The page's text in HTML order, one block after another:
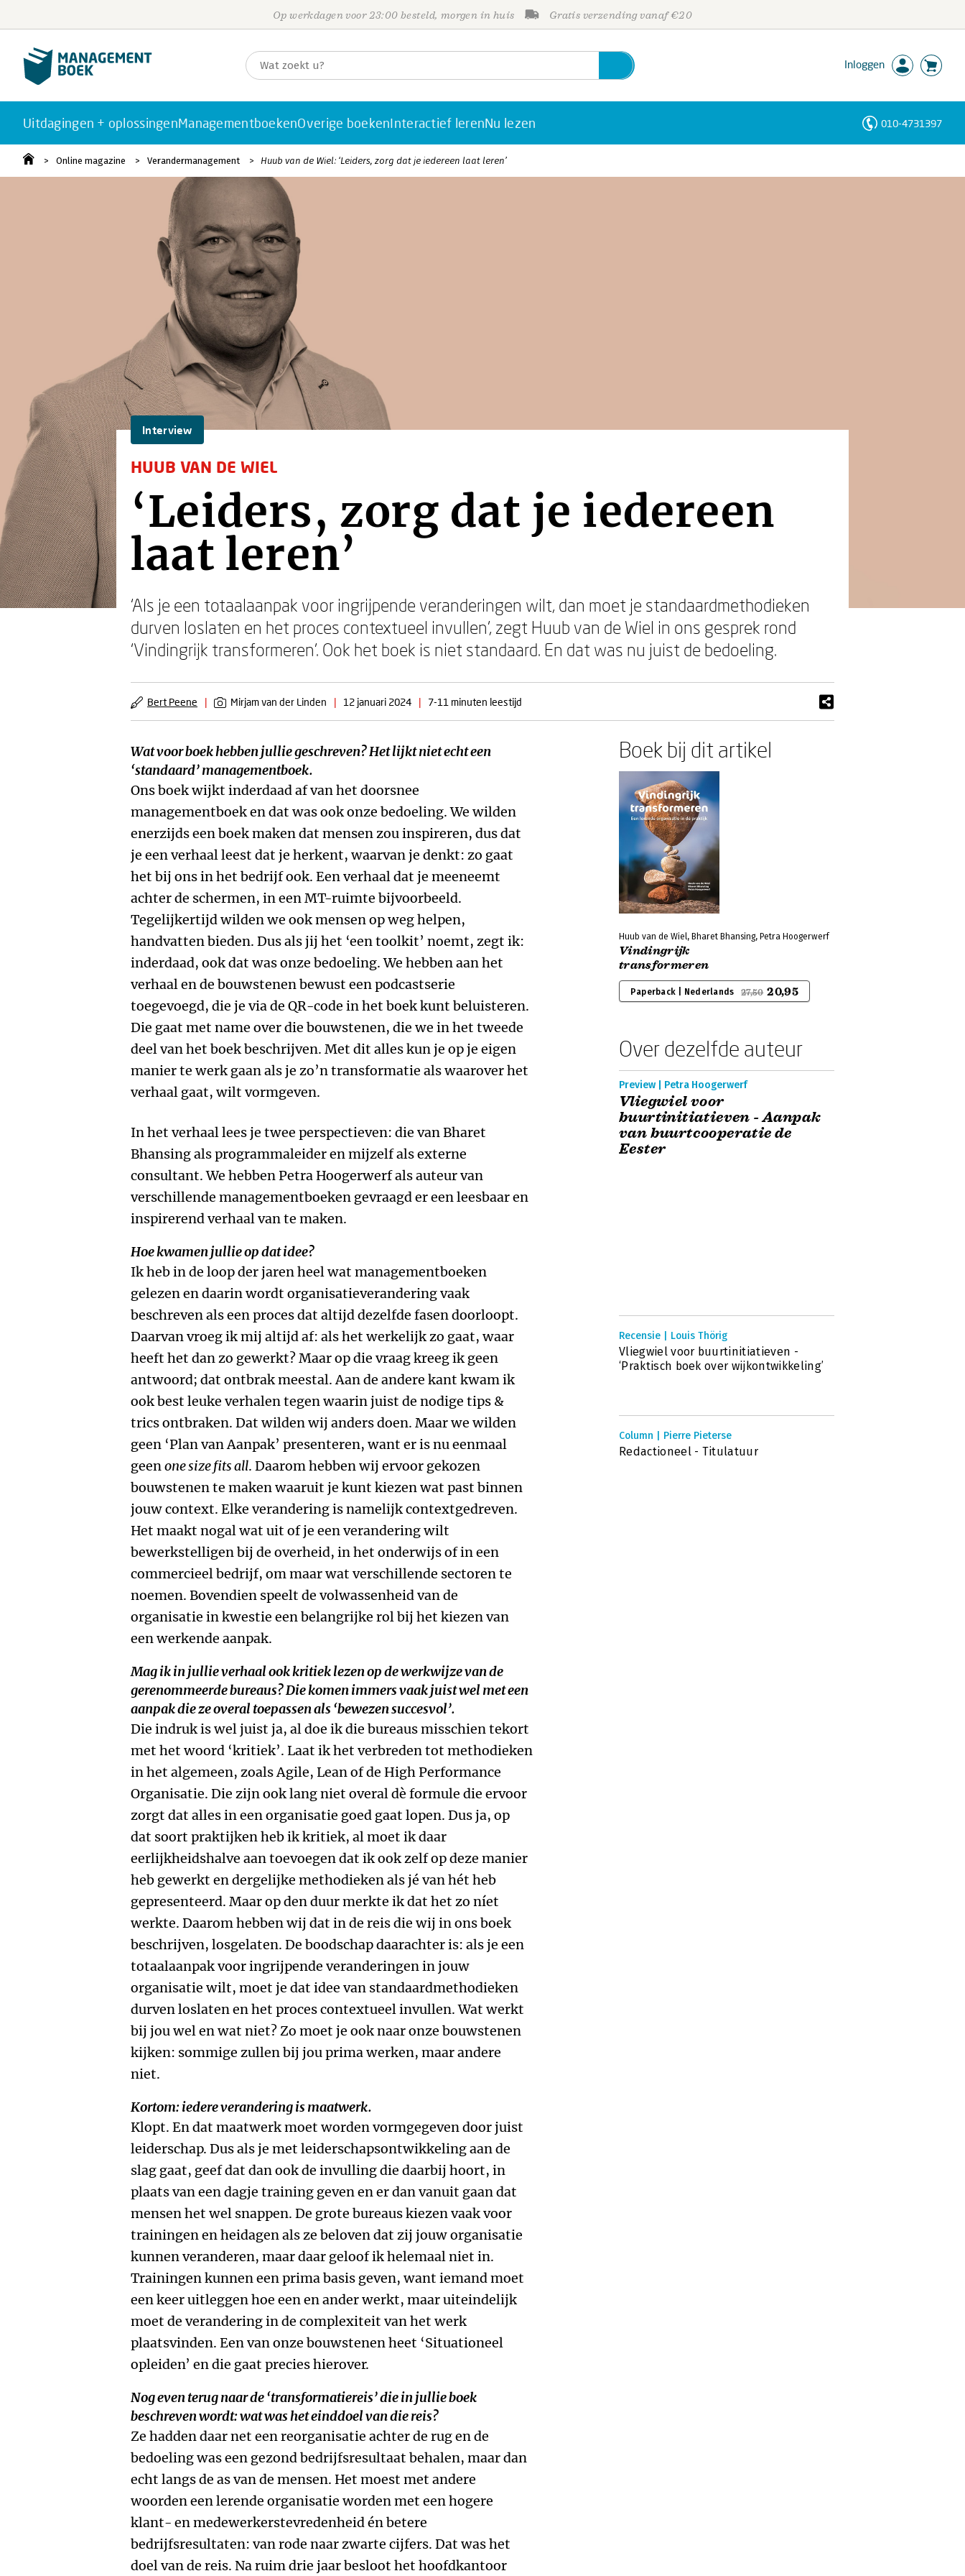
Op werkdagen voor 23:00 besteld, morgen in huis Gratis verzending vanaf €20
Inloggen
Uitdagingen + oplossingenManagementboekenOverige boekenInteractief lerenNu lezen 010-4731397
Online magazine Verandermanagement Huub van de Wiel: ‘Leiders, zorg dat je iedereen laat leren’
Interview
HUUB VAN DE WIEL
‘Leiders, zorg dat je iedereen
laat leren’
‘Als je een totaalaanpak voor ingrijpende veranderingen wilt, dan moet je standaardmethodieken
durven loslaten en het proces contextueel invullen’, zegt Huub van de Wiel in ons gesprek rond
‘Vindingrijk transformeren’. Ook het boek is niet standaard. En dat was nu juist de bedoeling.
Bert Peene | Mirjam van der Linden | 12 januari 2024 | 7-11 minuten leestijd
Wat voor boek hebben jullie geschreven? Het lijkt niet echt een
‘standaard’ managementboek.
Ons boek wijkt inderdaad af van het doorsnee
managementboek en dat was ook onze bedoeling. We wilden
enerzijds een boek maken dat mensen zou inspireren, dus dat
je een verhaal leest dat je herkent, waarvan je denkt: zo gaat
het bij ons in het bedrijf ook. Een verhaal dat je meeneemt
achter de schermen, in een MT-ruimte bijvoorbeeld.
Tegelijkertijd wilden we ook mensen op weg helpen,
handvatten bieden. Dus als jij het ‘een toolkit’ noemt, zegt ik:
inderdaad, ook dat was onze bedoeling. We hebben aan het
verhaal en de bouwstenen bewust een podcastserie
toegevoegd, die je via de QR-code in het boek kunt beluisteren.
Die gaat met name over die bouwstenen, die we in het tweede
deel van het boek beschrijven. Met dit alles kun je op je eigen
manier te werk gaan als je zo’n transformatie als waarover het
verhaal gaat, wilt vormgeven.
In het verhaal lees je twee perspectieven: die van Bharet
Bhansing als programmaleider en mijzelf als externe
consultant. We hebben Petra Hoogerwerf als auteur van
verschillende managementboeken gevraagd er een leesbaar en
inspirerend verhaal van te maken.
Hoe kwamen jullie op dat idee?
Ik heb in de loop der jaren heel wat managementboeken
gelezen en daarin wordt organisatieverandering vaak
beschreven als een proces dat altijd dezelfde fasen doorloopt.
Daarvan vroeg ik mij altijd af: als het werkelijk zo gaat, waar
heeft het dan zo gewerkt? Maar op die vraag kreeg ik geen
antwoord; dat ontbrak meestal. Aan de andere kant kwam ik
ook best leuke verhalen tegen waarin juist de nodige tips &
trics ontbraken. Dat wilden wij anders doen. Maar we wilden
geen ‘Plan van Aanpak’ presenteren, want er is nu eenmaal
geenone size fits all. Daarom hebben wij ervoor gekozen
bouwstenen te maken waaruit je kunt kiezen wat past binnen
jouw context. Elke verandering is namelijk contextgedreven.
Het maakt nogal wat uit of je een verandering wilt
bewerkstelligen bij de overheid, in het onderwijs of in een
commercieel bedrijf, om maar wat verschillende sectoren te
noemen. Bovendien speelt de volwassenheid van de
organisatie in kwestie een belangrijke rol bij het kiezen van
een werkende aanpak.
Mag ik in jullie verhaal ook kritiek lezen op de werkwijze van de
gerenommeerde bureaus? Die komen immers vaak juist wel met een
aanpak die ze overal toepassen als ‘bewezen succesvol’.
Die indruk is wel juist ja, al doe ik die bureaus misschien tekort
met het woord ‘kritiek’. Laat ik het verbreden tot methodieken
in het algemeen, zoals Agile, Lean of de High Performance
Organisatie. Die zijn ook lang niet overal dè formule die ervoor
zorgt dat alles in een organisatie goed gaat lopen. Dus ja, op
dat soort praktijken heb ik kritiek, al moet ik daar
eerlijkheidshalve aan toevoegen dat ik ook zelf op deze manier
heb gewerkt en dergelijke methodieken als jé van hét heb
gepresenteerd. Maar op den duur merkte ik dat het zo níet
werkte. Daarom hebben wij dat in de reis die wij in ons boek
beschrijven, losgelaten. De boodschap daarachter is: als je een
totaalaanpak voor ingrijpende veranderingen in jouw
organisatie wilt, moet je dat idee van standaardmethodieken
durven loslaten en het proces contextueel invullen. Wat werkt
bij jou wel en wat niet? Zo moet je ook naar onze bouwstenen
kijken: sommige zullen bij jou prima werken, maar andere
niet.
Kortom: iedere verandering is maatwerk.
Klopt. En dat maatwerk moet worden vormgegeven door juist
leiderschap. Dus als je met leiderschapsontwikkeling aan de
slag gaat, geef dat dan ook de invulling die daarbij hoort, in
plaats van een dagje training geven en er dan vanuit gaan dat
mensen het wel snappen. De grote bureaus kiezen vaak voor
trainingen en heidagen als ze beloven dat zij jouw organisatie
kunnen veranderen, maar daar geloof ik helemaal niet in.
Trainingen kunnen een prima basis geven, want iemand moet
een keer uitleggen hoe een en ander werkt, maar uiteindelijk
moet de verandering in de complexiteit van het werk
plaatsvinden. Een van onze bouwstenen heet ‘Situationeel
opleiden’ en die gaat precies hierover.
Nog even terug naar de ‘transformatiereis’ die in jullie boek
beschreven wordt: wat was het einddoel van die reis?
Ze hadden daar net een reorganisatie achter de rug en de
bedoeling was een gezond bedrijfsresultaat behalen, maar dan
echt langs de as van de mensen. Het moest met andere
woorden een lerende organisatie worden met een hogere
klant- en medewerkerstevredenheid én betere
bedrijfsresultaten: van rode naar zwarte cijfers. Dat was het
doel van de reis. Na ruim drie jaar besloot het hoofdkantoor
Boek bij dit artikel
Huub van de Wiel, Bharet Bhansing, Petra Hoogerwerf
Vindingrijk
transformeren
Paperback | Nederlands 27,50 20,95
Over dezelfde auteur
Preview | Petra Hoogerwerf
Vliegwiel voor
buurtinitiatieven - Aanpak
van buurtcooperatie de
Eester
Recensie | Louis Thörig
Vliegwiel voor buurtinitiatieven -
‘Praktisch boek over wijkontwikkeling’
Column | Pierre Pieterse
Redactioneel - Titulatuur
Personen